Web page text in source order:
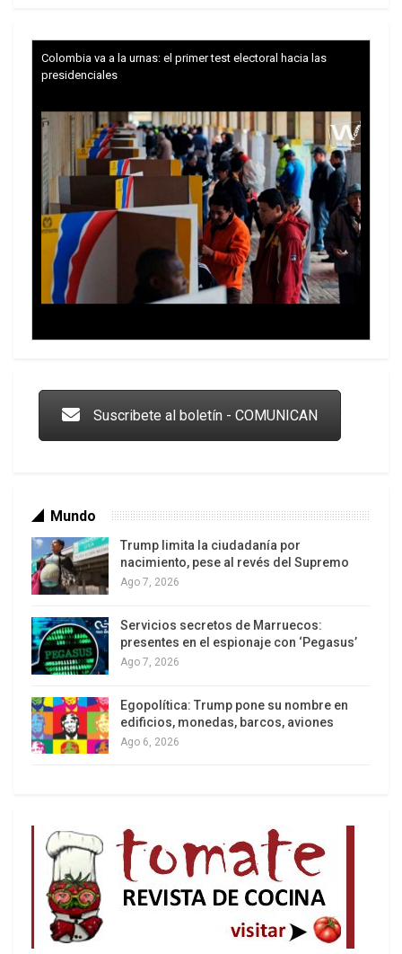
Trump y las drogas: la viga en los propios ojos
Los latinos le van dando la espalda a Trump
Colombia va a la urnas: el primer test electoral hacia las
presidenciales
nacimiento, pese al revés del Supremo
Ago 7, 2026
presentes en el espionaje con ‘Pegasus’
Ago 7, 2026
edificios, monedas, barcos, aviones
Ago 6, 2026